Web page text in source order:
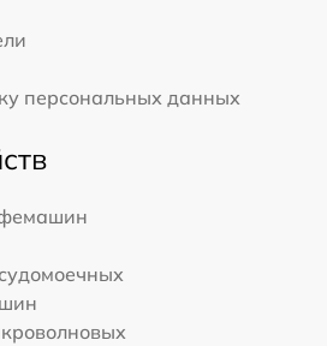
персональных данных